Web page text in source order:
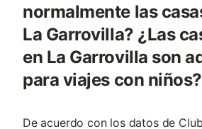
normalmente las
La Garrovilla? ¿Las
en La Garrovilla son
para viajes con niños?
De acuerdo con los datos de